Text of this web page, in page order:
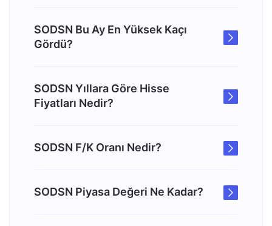
SODSN Bu Ay En Yüksek Kaçı
Gördü?
SODSN Yıllara Göre Hisse
Fiyatları Nedir?
SODSN F/K Oranı Nedir?
SODSN Piyasa Değeri Ne Kadar?